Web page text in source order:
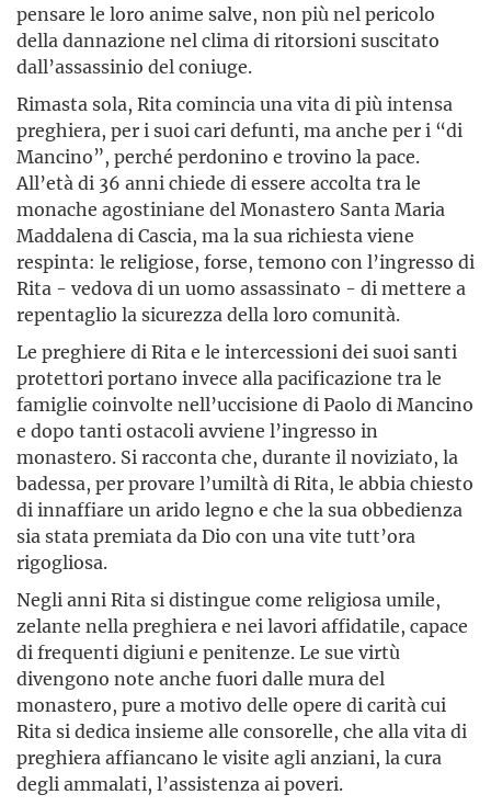
pensare le loro anime salve, non più nel pericolo
della dannazione nel clima di ritorsioni suscitato
dall’assassinio del coniuge.
Rimasta sola, Rita comincia una vita di più intensa
preghiera, per i suoi cari defunti, ma anche per i “di
Mancino”, perché perdonino e trovino la pace.
All’età di 36 anni chiede di essere accolta tra le
monache agostiniane del Monastero Santa Maria
Maddalena di Cascia, ma la sua richiesta viene
respinta: le religiose, forse, temono con l’ingresso di
Rita - vedova di un uomo assassinato - di mettere a
repentaglio la sicurezza della loro comunità.
Le preghiere di Rita e le intercessioni dei suoi santi
protettori portano invece alla pacificazione tra le
famiglie coinvolte nell’uccisione di Paolo di Mancino
e dopo tanti ostacoli avviene l’ingresso in
monastero. Si racconta che, durante il noviziato, la
badessa, per provare l’umiltà di Rita, le abbia chiesto
di innaffiare un arido legno e che la sua obbedienza
sia stata premiata da Dio con una vite tutt’ora
rigogliosa.
Negli anni Rita si distingue come religiosa umile,
zelante nella preghiera e nei lavori affidatile, capace
di frequenti digiuni e penitenze. Le sue virtù
divengono note anche fuori dalle mura del
monastero, pure a motivo delle opere di carità cui
Rita si dedica insieme alle consorelle, che alla vita di
preghiera affiancano le visite agli anziani, la cura
degli ammalati, l’assistenza ai poveri.